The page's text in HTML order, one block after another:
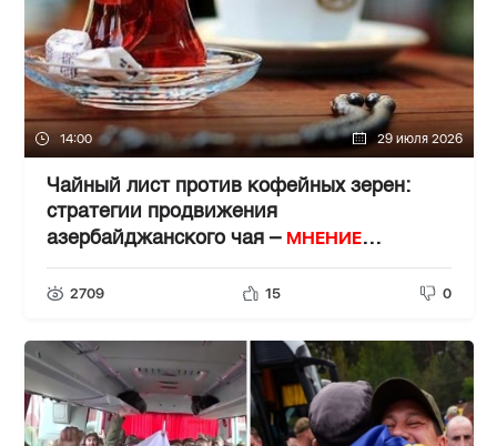
14:00 29 июля 2026
Чайный лист против кофейных зерен:
стратегии продвижения
азербайджанского чая – МНЕНИЕ
ЭКСПЕРТА
2709 15 0